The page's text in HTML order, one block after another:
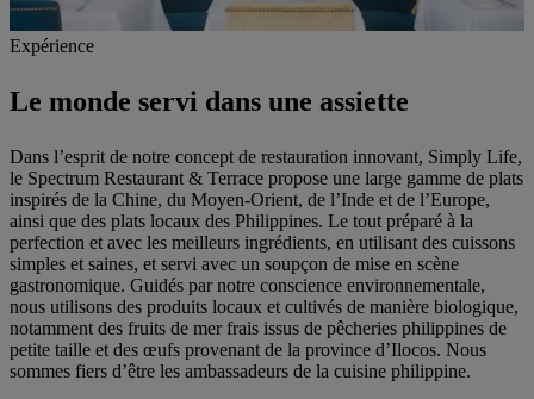
Expérience
Le monde servi dans une assiette
Dans l’esprit de notre concept de restauration innovant, Simply Life,
le Spectrum Restaurant & Terrace propose une large gamme de plats
inspirés de la Chine, du Moyen-Orient, de l’Inde et de l’Europe,
ainsi que des plats locaux des Philippines. Le tout préparé à la
perfection et avec les meilleurs ingrédients, en utilisant des cuissons
simples et saines, et servi avec un soupçon de mise en scène
gastronomique. Guidés par notre conscience environnementale,
nous utilisons des produits locaux et cultivés de manière biologique,
notamment des fruits de mer frais issus de pêcheries philippines de
petite taille et des œufs provenant de la province d’Ilocos. Nous
sommes fiers d’être les ambassadeurs de la cuisine philippine.